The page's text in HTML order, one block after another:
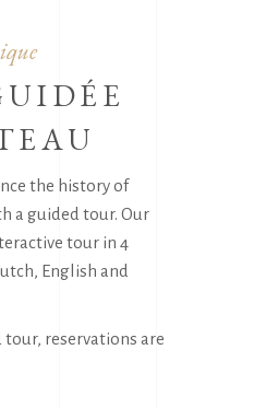
the history of
a guided tour. Our
tour in 4
English and
tour, reservations are